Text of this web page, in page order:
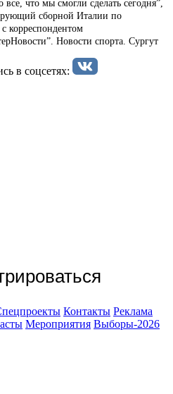
что мы смогли сделать сегодня”,
сборной Италии по
корреспондентом
Новости спорта. Сургут
в соцсетях:
Контакты Реклама
Мероприятия Выборы-2026